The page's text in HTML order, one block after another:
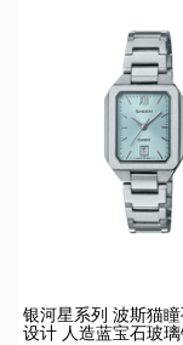
银河星系列 波斯猫
设计 人造蓝宝石玻